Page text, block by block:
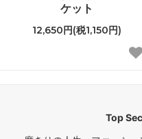
ケット
12,650円(税1,150円)
Top